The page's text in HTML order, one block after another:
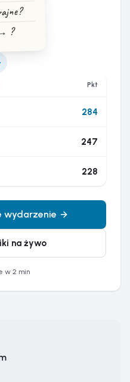
?
Pkt
284
247
228
wydarzenie
na żywo
w 2 min